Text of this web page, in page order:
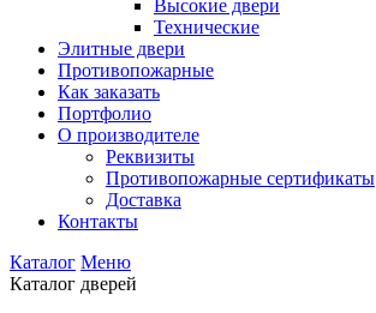
Высокие двери
Технические
Элитные двери
Противопожарные
Как заказать
Портфолио
О производителе
Реквизиты
Противопожарные сертификаты
Доставка
Контакты
Каталог Меню
Каталог дверей